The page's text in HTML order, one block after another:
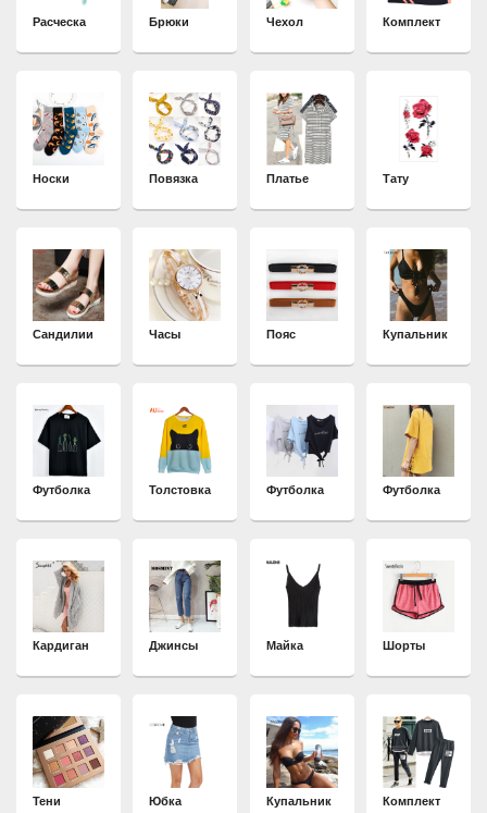
Расческа Брюки Чехол Комплект
Носки Повязка Платье Тату
Сандилии Часы Пояс Купальник
Футболка Толстовка Футболка Футболка
Кардиган Джинсы Майка Шорты
Тени Юбка Купальник Комплект